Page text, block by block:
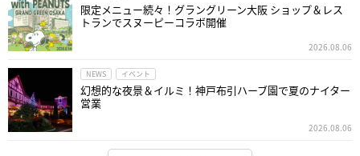
限定メニュー続々！グラングリーン大阪 ショップ＆レス
トランでスヌーピーコラボ開催
2026.08.06
NEWS イベント
幻想的な夜景＆イルミ！神戸布引ハーブ園で夏のナイター
営業
2026.08.06